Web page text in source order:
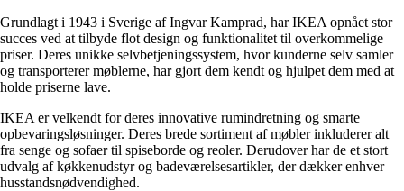
Grundlagt i 1943 i Sverige af Ingvar Kamprad, har IKEA opnået stor
succes ved at tilbyde flot design og funktionalitet til overkommelige
priser. Deres unikke selvbetjeningssystem, hvor kunderne selv samler
og transporterer møblerne, har gjort dem kendt og hjulpet dem med at
holde priserne lave.
IKEA er velkendt for deres innovative rumindretning og smarte
opbevaringsløsninger. Deres brede sortiment af møbler inkluderer alt
fra senge og sofaer til spiseborde og reoler. Derudover har de et stort
udvalg af køkkenudstyr og badeværelsesartikler, der dækker enhver
husstandsnødvendighed.